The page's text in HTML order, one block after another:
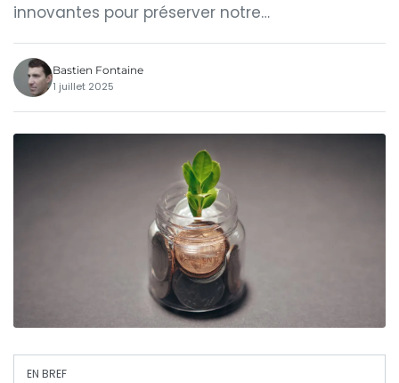
innovantes pour préserver notre…
Bastien Fontaine
1 juillet 2025
EN BREF